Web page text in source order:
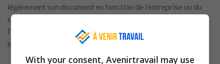
légèrement son document en fonction de l’entreprise ou du
secteur ciblé. Cela peut passer par le choix des mots-clés,
l’ordre des rubriques ou la mise en avant de certaines
expériences.
With your consent, Avenirtravail may use